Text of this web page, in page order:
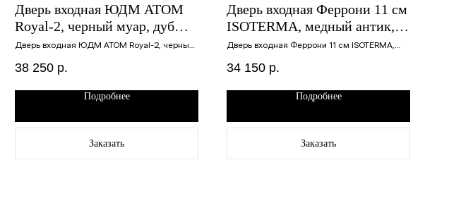
Дверь входная ЮДМ АТОМ
Royal-2, черный муар, дуб
пацифика, 960х2050 левая
Дверь входная ЮДМ АТОМ Royal-2, черный
38 250 р.
Подробнее
Заказать
Дверь входная Феррони 11 см
ISOTERMA, медный антик,
темный кипарис, 860х2050
левая
Дверь входная Феррони 11 см ISOTERMA,
левая
34 150 р.
Подробнее
Заказать